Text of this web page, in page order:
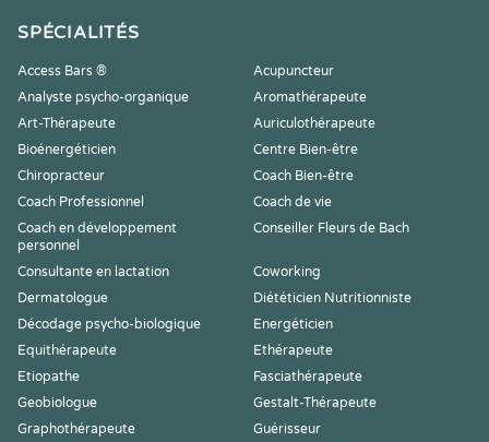
SPÉCIALITÉS
Access Bars ®
Acupuncteur
Analyste psycho-organique
Aromathérapeute
Art-Thérapeute
Auriculothérapeute
Bioénergéticien
Centre Bien-être
Chiropracteur
Coach Bien-être
Coach Professionnel
Coach de vie
Coach en développement
personnel
Conseiller Fleurs de Bach
Consultante en lactation
Coworking
Dermatologue
Diététicien Nutritionniste
Décodage psycho-biologique
Energéticien
Equithérapeute
Ethérapeute
Etiopathe
Fasciathérapeute
Geobiologue
Gestalt-Thérapeute
Graphothérapeute
Guérisseur